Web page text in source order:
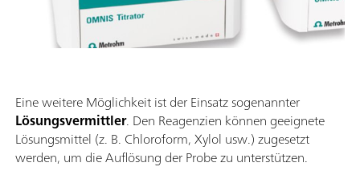
Eine weitere Möglichkeit ist der Einsatz sogenannter
Lösungsvermittler. Den Reagenzien können geeignete
Lösungsmittel (z. B. Chloroform, Xylol usw.) zugesetzt
werden, um die Auflösung der Probe zu unterstützen.